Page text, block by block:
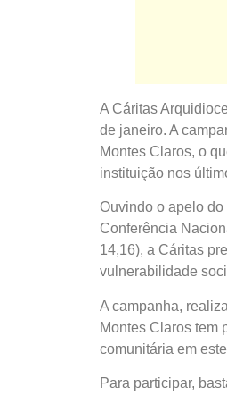
A Cáritas
de janeiro. A
Montes Claros, o
instituição nos
Ouvindo o apelo
Conferência
14,16), a Cáritas
vulnerabilidade
A campanha,
Montes Claros tem
comunitária em
Para participar,